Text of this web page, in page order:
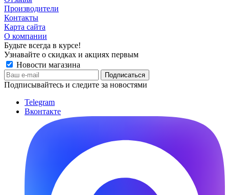
Производители
Контакты
Карта сайта
О компании
Будьте всегда в курсе!
Узнавайте о скидках и акциях первым
Новости магазина
Подписывайтесь и следите за новостями
Telegram
Вконтакте